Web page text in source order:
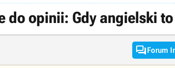
do opinii: Gdy angielski
Forum